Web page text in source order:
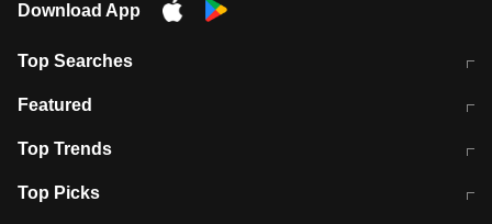
Download App
Top Searches
भरत तिवारी कथित एनकाउंटर मामले में बड़ी
Featured
स्पेन में प्रवासियों का सैलाब! मोरक्को से
Top Trends
RBI का नया नियम: अब बैंकों को अपनी सभी
Top Picks